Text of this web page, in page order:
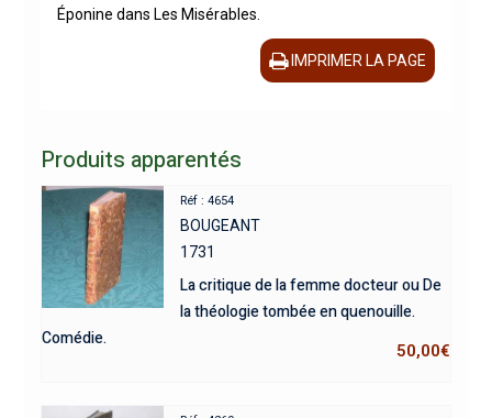
Éponine dans Les Misérables.
IMPRIMER LA PAGE
Produits apparentés
Réf : 4654
BOUGEANT
1731
La critique de la femme docteur ou De
la théologie tombée en quenouille.
Comédie.
50,00€